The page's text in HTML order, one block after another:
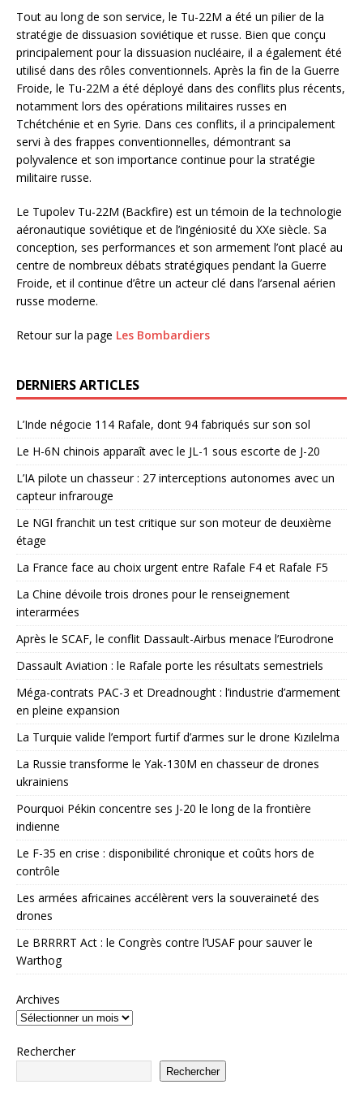
Tout au long de son service, le Tu-22M a été un pilier de la
stratégie de dissuasion soviétique et russe. Bien que conçu
principalement pour la dissuasion nucléaire, il a également été
utilisé dans des rôles conventionnels. Après la fin de la Guerre
Froide, le Tu-22M a été déployé dans des conflits plus récents,
notamment lors des opérations militaires russes en
Tchétchénie et en Syrie. Dans ces conflits, il a principalement
servi à des frappes conventionnelles, démontrant sa
polyvalence et son importance continue pour la stratégie
militaire russe.
Le Tupolev Tu-22M (Backfire) est un témoin de la technologie
aéronautique soviétique et de l’ingéniosité du XXe siècle. Sa
conception, ses performances et son armement l’ont placé au
centre de nombreux débats stratégiques pendant la Guerre
Froide, et il continue d’être un acteur clé dans l’arsenal aérien
russe moderne.
Retour sur la page Les Bombardiers
DERNIERS ARTICLES
L’Inde négocie 114 Rafale, dont 94 fabriqués sur son sol
Le H-6N chinois apparaît avec le JL-1 sous escorte de J-20
L’IA pilote un chasseur : 27 interceptions autonomes avec un
capteur infrarouge
Le NGI franchit un test critique sur son moteur de deuxième
étage
La France face au choix urgent entre Rafale F4 et Rafale F5
La Chine dévoile trois drones pour le renseignement
interarmées
Après le SCAF, le conflit Dassault-Airbus menace l’Eurodrone
Dassault Aviation : le Rafale porte les résultats semestriels
Méga-contrats PAC-3 et Dreadnought : l’industrie d’armement
en pleine expansion
La Turquie valide l’emport furtif d’armes sur le drone Kızılelma
La Russie transforme le Yak-130M en chasseur de drones
ukrainiens
Pourquoi Pékin concentre ses J-20 le long de la frontière
indienne
Le F-35 en crise : disponibilité chronique et coûts hors de
contrôle
Les armées africaines accélèrent vers la souveraineté des
drones
Le BRRRRT Act : le Congrès contre l’USAF pour sauver le
Warthog
Archives
Rechercher
Rechercher